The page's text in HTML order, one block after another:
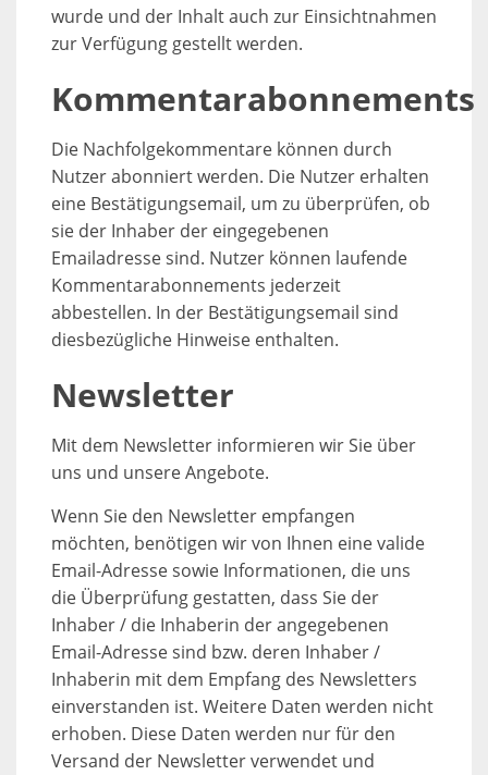
wurde und der Inhalt auch zur Einsichtnahmen
zur Verfügung gestellt werden.
Kommentarabonnements
Die Nachfolgekommentare können durch
Nutzer abonniert werden. Die Nutzer erhalten
eine Bestätigungsemail, um zu überprüfen, ob
sie der Inhaber der eingegebenen
Emailadresse sind. Nutzer können laufende
Kommentarabonnements jederzeit
abbestellen. In der Bestätigungsemail sind
diesbezügliche Hinweise enthalten.
Newsletter
Mit dem Newsletter informieren wir Sie über
uns und unsere Angebote.
Wenn Sie den Newsletter empfangen
möchten, benötigen wir von Ihnen eine valide
Email-Adresse sowie Informationen, die uns
die Überprüfung gestatten, dass Sie der
Inhaber / die Inhaberin der angegebenen
Email-Adresse sind bzw. deren Inhaber /
Inhaberin mit dem Empfang des Newsletters
einverstanden ist. Weitere Daten werden nicht
erhoben. Diese Daten werden nur für den
Versand der Newsletter verwendet und